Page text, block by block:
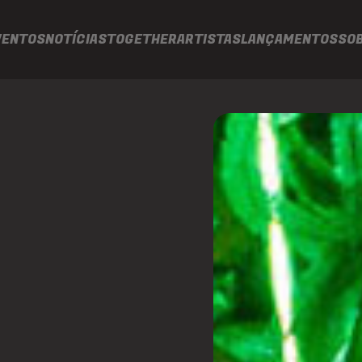
NOTÍCIASTOGETHERARTISTASLANÇAMENTOS